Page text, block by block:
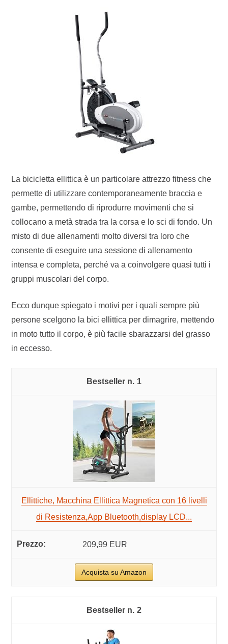
La bicicletta ellittica è un particolare attrezzo fitness che
permette di utilizzare contemporaneamente braccia e
gambe, permettendo di riprodurre movimenti che si
collocano a metà strada tra la corsa e lo sci di fondo. Un
misto di due allenamenti molto diversi tra loro che
consente di eseguire una sessione di allenamento
intensa e completa, perché va a coinvolgere quasi tutti i
gruppi muscolari del corpo.
Ecco dunque spiegato i motivi per i quali sempre più
persone scelgono la bici ellittica per dimagrire, mettendo
in moto tutto il corpo, è più facile sbarazzarsi del grasso
in eccesso.
1
Ellittiche, Macchina Ellittica Magnetica con 16 livelli
di Resistenza,App Bluetooth,display LCD...
209,99 EUR
Acquista su Amazon
2